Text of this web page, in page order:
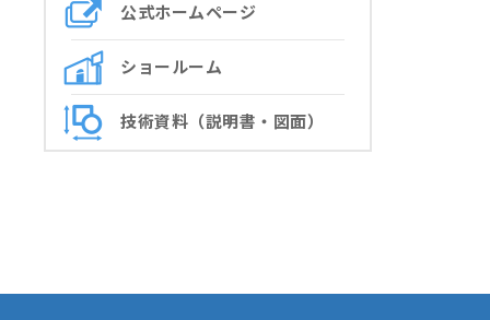
公式ホームページ
ショールーム
技術資料（説明書・図面）